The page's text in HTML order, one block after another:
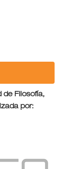
de Filosofía,
por: